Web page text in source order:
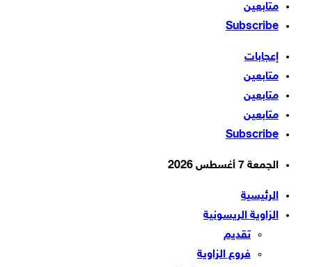
متابعين
Subscribe
إعجابات
متابعين
متابعين
متابعين
Subscribe
الجمعة 7 أغسطس 2026
الرئيسية
الزاوية الريسونية
تقديم
فروع الزاوية